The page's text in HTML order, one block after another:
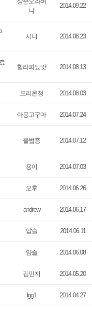
니
2014.09.22
시니 2014.08.23
할라피뇨맛 2014.08.13
오리온정 2014.08.03
아몽고구마 2014.07.24
물법증 2014.07.12
용이 2014.07.03
오후 2014.06.26
andrew 2014.06.17
얌슬 2014.06.11
얌슬 2014.06.08
김민지 2014.05.20
lgg1 2014.04.27